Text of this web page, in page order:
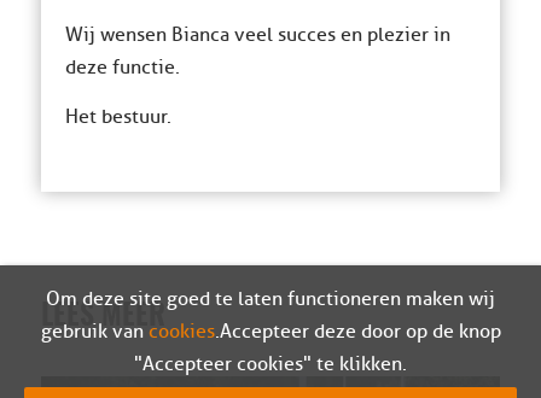
Wij wensen Bianca veel succes en plezier in
deze functie.
Het bestuur.
LEES MEER
Om deze site goed te laten functioneren maken wij
gebruik van cookies. Accepteer deze door op de knop
"Accepteer cookies" te klikken.